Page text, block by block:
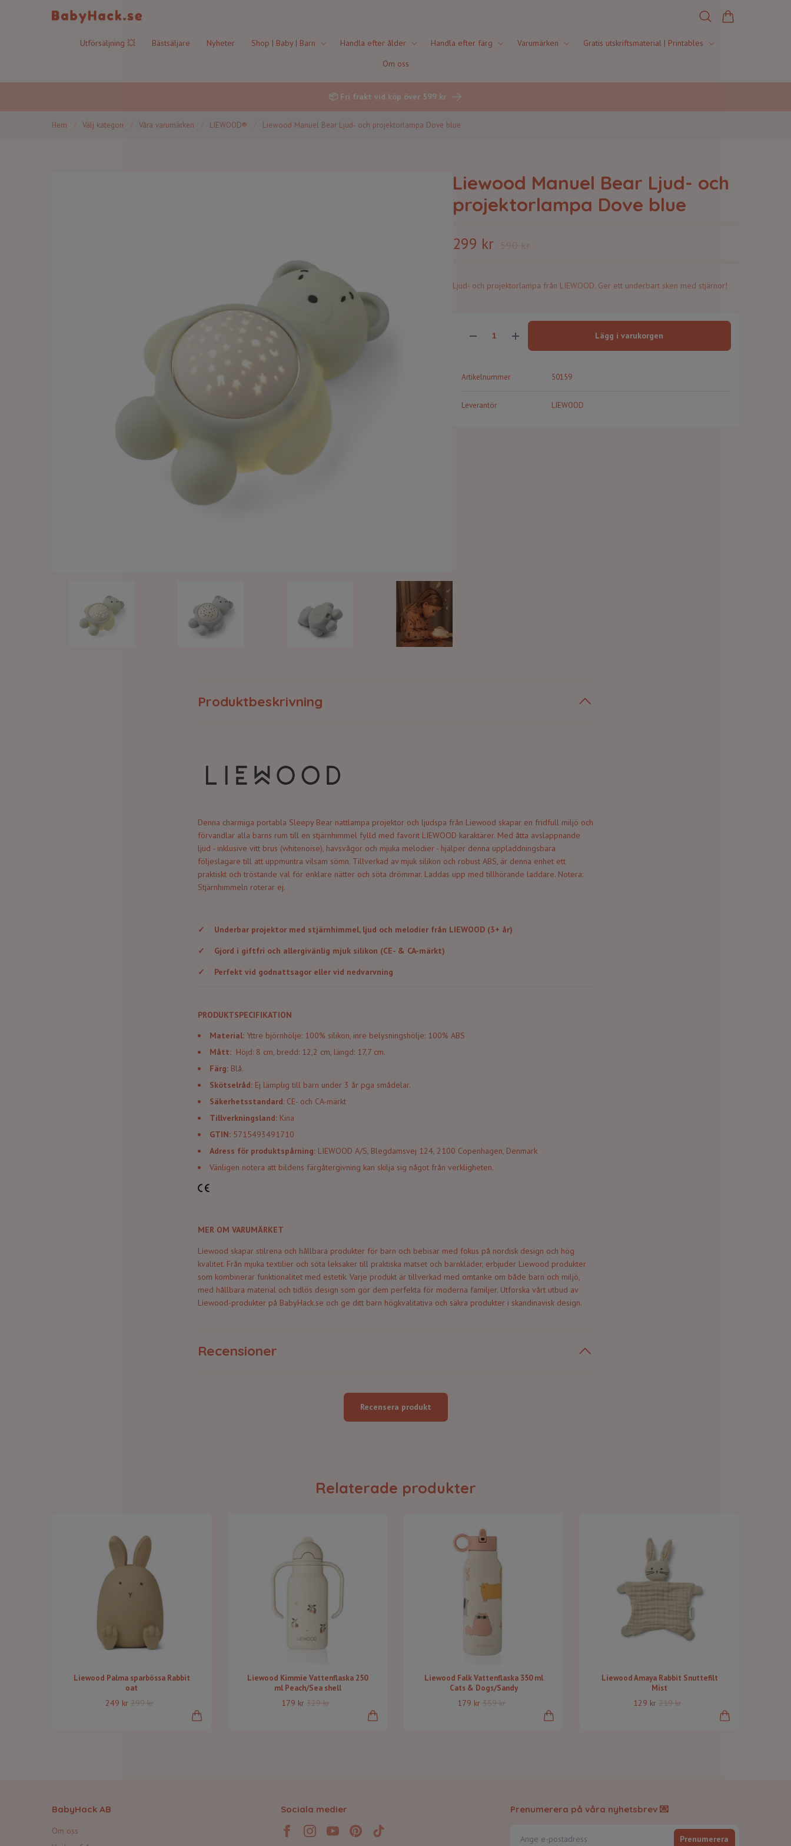
Utförsäljning 💥 Bästsäljare Nyheter Shop | Baby | Barn Handla efter ålder Handla efter färg Varumärken
Gratis utskriftsmaterial | Printables
Om oss
📦 Fri frakt vid köp över 599 kr
Hem Välj kategori Våra varumärken LIEWOOD® Liewood Manuel Bear Ljud- och projektorlampa Dove blue
Liewood Manuel Bear Ljud- och
projektorlampa Dove blue
299 kr 590 kr
Ljud- och projektorlampa från LIEWOOD. Ger ett underbart sken med stjärnor!
Lägg i varukorgen
Artikelnummer 50159
Leverantör LIEWOOD
Produktbeskrivning
Denna charmiga portabla Sleepy Bear nattlampa projektor och ljudspa från Liewood skapar en fridfull miljö och
förvandlar alla barns rum till en stjärnhimmel fylld med favorit LIEWOOD karaktärer. Med åtta avslappnande
ljud - inklusive vitt brus (whitenoise), havsvågor och mjuka melodier - hjälper denna uppladdningsbara
följeslagare till att uppmuntra vilsam sömn. Tillverkad av mjuk silikon och robust ABS, är denna enhet ett
praktiskt och tröstande val för enklare nätter och söta drömmar. Laddas upp med tillhörande laddare. Notera:
Stjärnhimmeln roterar ej.
✓
Underbar projektor med stjärnhimmel, ljud och melodier från LIEWOOD (3+ år)
✓
Gjord i giftfri och allergivänlig mjuk silikon (CE- & CA-märkt)
✓
Perfekt vid godnattsagor eller vid nedvarvning
PRODUKTSPECIFIKATION
Material: Yttre björnhölje: 100% silikon, inre belysningshölje: 100% ABS
Mått: Höjd: 8 cm, bredd: 12,2 cm, längd: 17,7 cm.
Färg: Blå.
Skötselråd: Ej lämplig till barn under 3 år pga smådelar.
Säkerhetsstandard: CE- och CA-märkt
Tillverkningsland: Kina
GTIN: 5715493491710
Adress för produktspårning: LIEWOOD A/S, Blegdamsvej 124, 2100 Copenhagen, Denmark
Vänligen notera att bildens färgåtergivning kan skilja sig något från verkligheten.
MER OM VARUMÄRKET
Liewood skapar stilrena och hållbara produkter för barn och bebisar med fokus på nordisk design och hög
kvalitet. Från mjuka textilier och söta leksaker till praktiska matset och barnkläder, erbjuder Liewood produkter
som kombinerar funktionalitet med estetik. Varje produkt är tillverkad med omtanke om både barn och miljö,
med hållbara material och tidlös design som gör dem perfekta för moderna familjer. Utforska vårt utbud av
Liewood-produkter på BabyHack.se och ge ditt barn högkvalitativa och säkra produkter i skandinavisk design.
Recensioner
Recensera produkt
Relaterade produkter
Liewood Palma sparbössa Rabbit
oat
249 kr 299 kr
Liewood Kimmie Vattenflaska 250
ml Peach/Sea shell
179 kr 329 kr
Liewood Falk Vattenflaska 350 ml
Cats & Dogs/Sandy
179 kr 359 kr
Liewood Amaya Rabbit Snuttefilt
Mist
129 kr 219 kr
BabyHack AB
Om oss
Sociala medier Prenumerera på våra nyhetsbrev 💌
Prenumerera